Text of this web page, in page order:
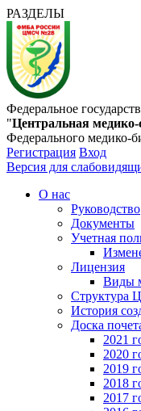
РАЗДЕЛЫ
Федеральное
"Центральная
Федерального медико-
Регистрация Вход
Версия для
О нас
Руководство
Документы
Учетная
Лицензия
Виды
Структура
История
Доска
2021
2020
2019
2018
2017